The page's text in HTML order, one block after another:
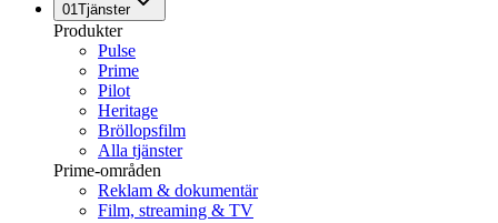
01Tjänster
Produkter
Pulse
Prime
Pilot
Heritage
Bröllopsfilm
Alla tjänster
Prime-områden
Reklam & dokumentär
Film, streaming & TV